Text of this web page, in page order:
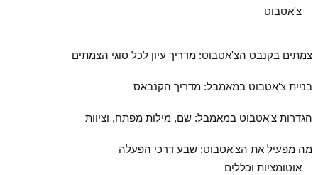
צ'אטבוט
צמתים בקנבס הצ'אטבוט: מדריך עיון לכל סוגי הצמתים
בניית צ'אטבוט במאמבל: מדריך הקנבאס
הגדרות צ'אטבוט במאמבל: שם, מילות מפתח, וציוות
מה מפעיל את הצ'אטבוט: שבע דרכי הפעלה
אוטומציות וכללים